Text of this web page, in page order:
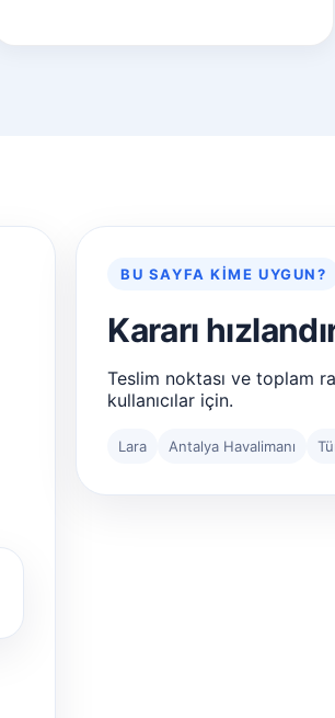
BU SAYFA KIME UYGUN?
Kararı
Teslim noktası ve toplam
kullanıcılar için.
Lara Antalya Havalimanı